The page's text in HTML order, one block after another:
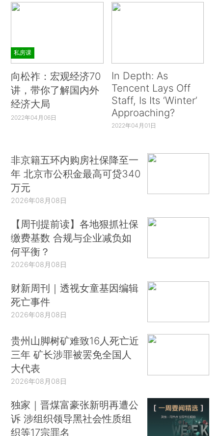
私房课
向松祚：宏观经济70
讲，带你了解国内外
经济大局
2022年04月06日
In Depth: As
Tencent Lays Off
Staff, Is Its ‘Winter’
Approaching?
2022年04月01日
非京籍五环内购房社保降至一
年 北京市公积金最高可贷340
万元
2026年08月08日
【周刊提前读】各地狠抓社保
缴费基数 合规与企业减负如
何平衡？
2026年08月08日
财新周刊｜透视女童基因编辑
死亡事件
2026年08月08日
贵州山脚树矿难致16人死亡近
三年 矿长涉罪被罢免全国人
大代表
2026年08月08日
独家｜晋煤富豪张新明再遭公
诉 涉组织领导黑社会性质组
织等17宗罪名